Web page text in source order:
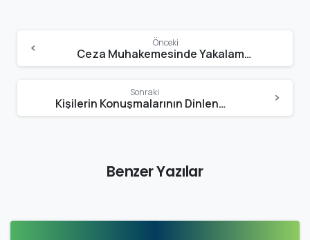
Reading
Önceki
Ceza Muhakemesinde Yakalama,Tutukluluk ve Tutuklamaya İtiraz
Sonraki
Kişilerin Konuşmalarının Dinlenmesi ve Kayda Alınması Suçu
Benzer Yazılar